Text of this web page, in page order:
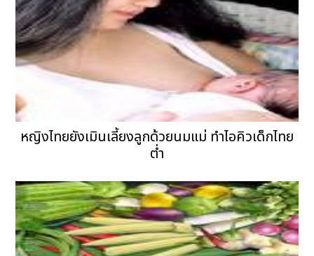
หญิงไทยยังเมินเลี้ยงลูกด้วยนมแม่ ทำไอคิวเด็กไทย
ต่ำ